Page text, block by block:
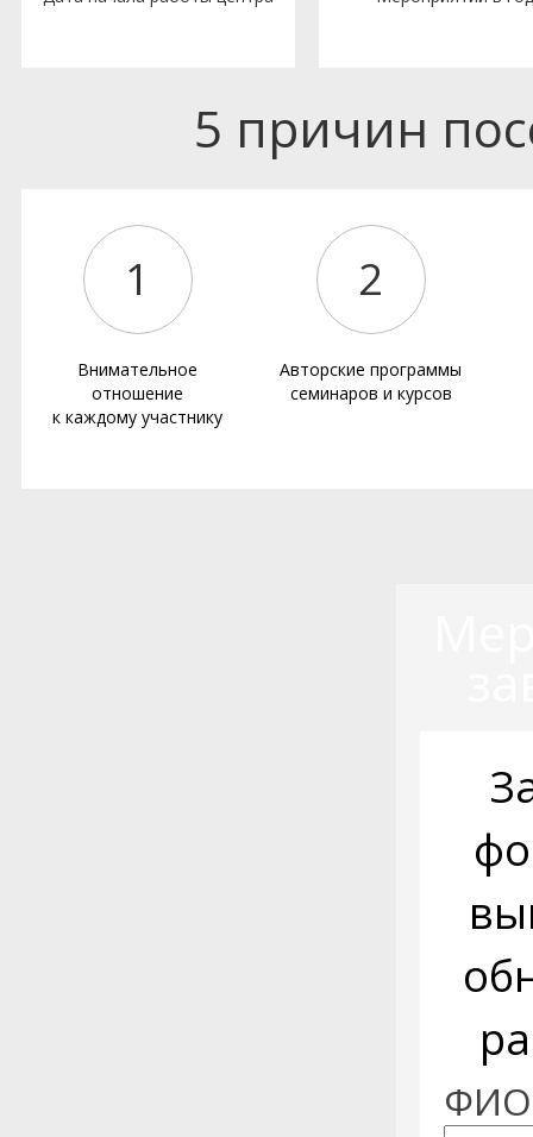
5 причин
1
Внимательное
отношение
к каждому участнику
2
Авторские программы
семинаров и курсов